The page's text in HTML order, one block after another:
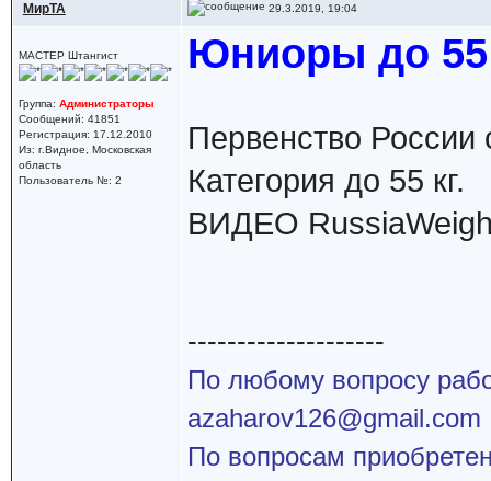
МирТА 29.3.2019, 19:04
МАСТЕР Штангист
Группа: Администраторы
Сообщений: 41851
Регистрация: 17.12.2010
Из: г.Видное, Московская
область
Пользователь №: 2
Юниоры до 55
Первенство
Категория до 55 кг.
ВИДЕО
--------------------
По любому вопросу
azaharov126@gmail.com
По вопросам